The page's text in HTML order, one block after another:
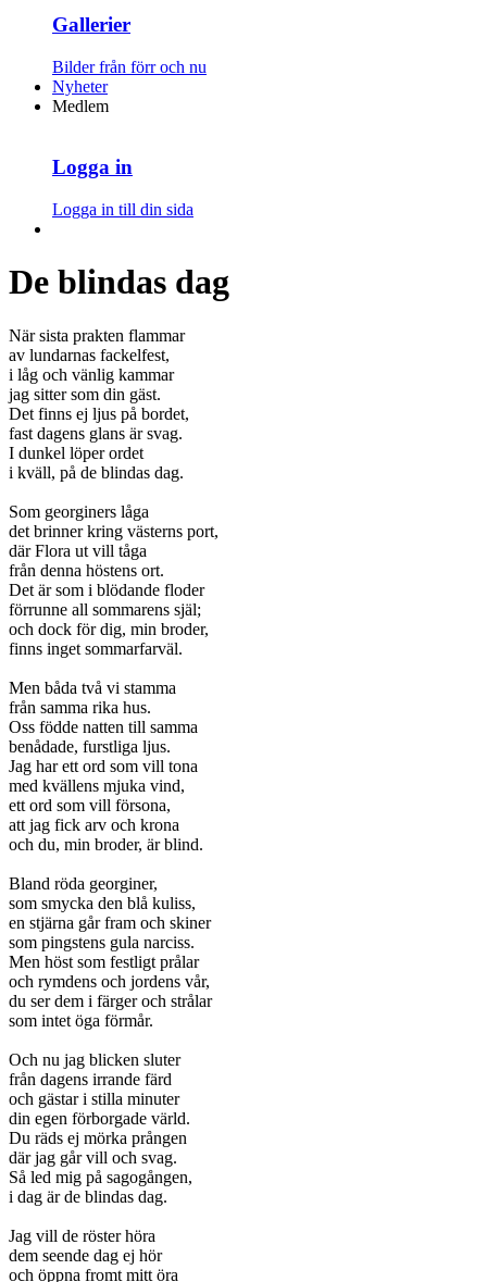
Gallerier
Bilder från förr och nu
Nyheter
Medlem
Logga in
Logga in till din sida
De blindas dag
När sista prakten flammar
av lundarnas fackelfest,
i låg och vänlig kammar
jag sitter som din gäst.
Det finns ej ljus på bordet,
fast dagens glans är svag.
I dunkel löper ordet
i kväll, på de blindas dag.
Som georginers låga
det brinner kring västerns port,
där Flora ut vill tåga
från denna höstens ort.
Det är som i blödande floder
förrunne all sommarens själ;
och dock för dig, min broder,
finns inget sommarfarväl.
Men båda två vi stamma
från samma rika hus.
Oss födde natten till samma
benådade, furstliga ljus.
Jag har ett ord som vill tona
med kvällens mjuka vind,
ett ord som vill försona,
att jag fick arv och krona
och du, min broder, är blind.
Bland röda georginer,
som smycka den blå kuliss,
en stjärna går fram och skiner
som pingstens gula narciss.
Men höst som festligt prålar
och rymdens och jordens vår,
du ser dem i färger och strålar
som intet öga förmår.
Och nu jag blicken sluter
från dagens irrande färd
och gästar i stilla minuter
din egen förborgade värld.
Du räds ej mörka prången
där jag går vill och svag.
Så led mig på sagogången,
i dag är de blindas dag.
Jag vill de röster höra
dem seende dag ej hör
och öppna fromt mitt öra